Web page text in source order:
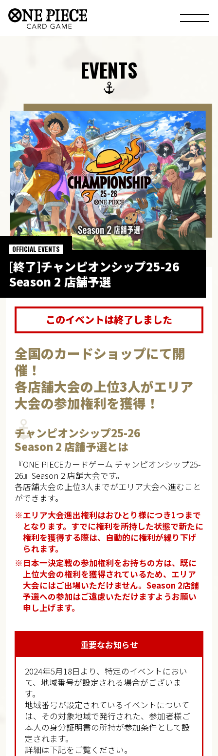
EVENTS
[終了]チャンピオンシップ25-26
Season 2 店舗予選
OFFICIAL EVENTS
このイベントは終了しました
全国のカードショップにて開
催！
各店舗大会の上位3人がエリア
大会の参加権利を獲得！
チャンピオンシップ25-26
Season 2 店舗予選とは
『ONE PIECEカードゲーム チャンピオンシップ25-
26』Season 2 店舗大会です。
各店舗大会の上位3人までがエリア大会へ進むこと
ができます。
※エリア大会進出権利はおひとり様につき1つまで
となります。すでに権利を所持した状態で新たに
権利を獲得する際は、自動的に権利が繰り下げ
られます。
※日本一決定戦の参加権利をお持ちの方は、既に
上位大会の権利を獲得されているため、エリア
大会にはご出場いただけません。Season 2店舗
予選への参加はご遠慮いただけますようお願い
申し上げます。
重要なお知らせ
2024年5月18日より、特定のイベントにおい
て、地域番号が設定される場合がございま
す。
地域番号が設定されているイベントについて
は、その対象地域で発行された、参加者様ご
本人の身分証明書の所持が参加条件として設
定されます。
詳細は下記をご覧ください。